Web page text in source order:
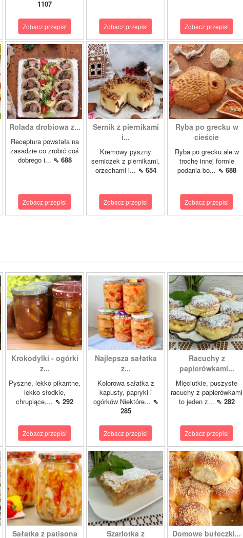
1107
Zobacz przepis! Zobacz przepis! Zobacz przepis!
Rolada drobiowa z...
Receptura powstała na
zasadzie co zrobić coś
dobrego i... ⇖ 688
Zobacz przepis!
Sernik z piernikami
i...
Kremowy pyszny
serniczek z piernikami,
orzechami i... ⇖ 654
Zobacz przepis!
Ryba po grecku w
cieście
Ryba po grecku ale w
trochę innej formie
podania bo... ⇖ 688
Zobacz przepis!
Krokodylki - ogórki
z...
Pyszne, lekko pikantne,
lekko słodkie,
chrupiące,... ⇖ 292
Zobacz przepis!
Najlepsza sałatka
z...
Kolorowa sałatka z
kapusty, papryki i
ogórków Niektóre... ⇖
285
Zobacz przepis!
Racuchy z
papierówkami...
Mięciutkie, puszyste
racuchy z papierówkami
to jeden z... ⇖ 282
Zobacz przepis!
Sałatka z patisona Szarlotka z Domowe bułeczki...